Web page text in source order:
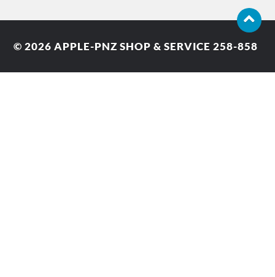
© 2026APPLE-PNZ SHOP & SERVICE 258-858